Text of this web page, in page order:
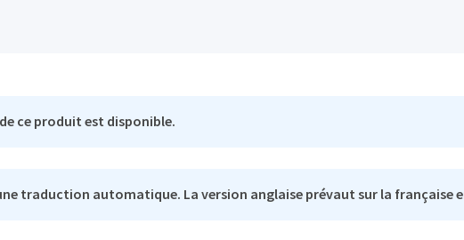
ce produit est disponible.
traduction automatique. La version anglaise prévaut sur la française